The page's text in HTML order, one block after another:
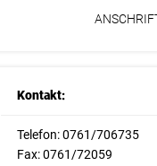
Kontakt:
Telefon: 0761/706735
Fax: 0761/72059